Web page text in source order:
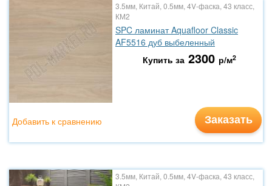
3.5мм, Китай, 0.5мм, 4V-фаска, 43 класс,
КМ2
SPC ламинат Aquafloor Classic
AF5516 дуб выбеленный
Купить за 2300 р/м2
Заказать
Добавить к сравнению
3.5мм, Китай, 0.5мм, 4V-фаска, 43 класс,